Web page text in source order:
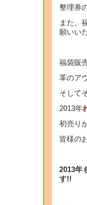
整理券
また、
願いい
福袋販
革のア
そして
2013年
初売り
皆様の
2013年
す!!